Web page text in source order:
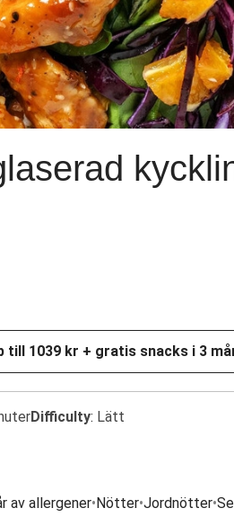
till 1039 kr + gratis snacks i 3
Difficulty: Lätt
av allergener•Nötter•Jordnötter•